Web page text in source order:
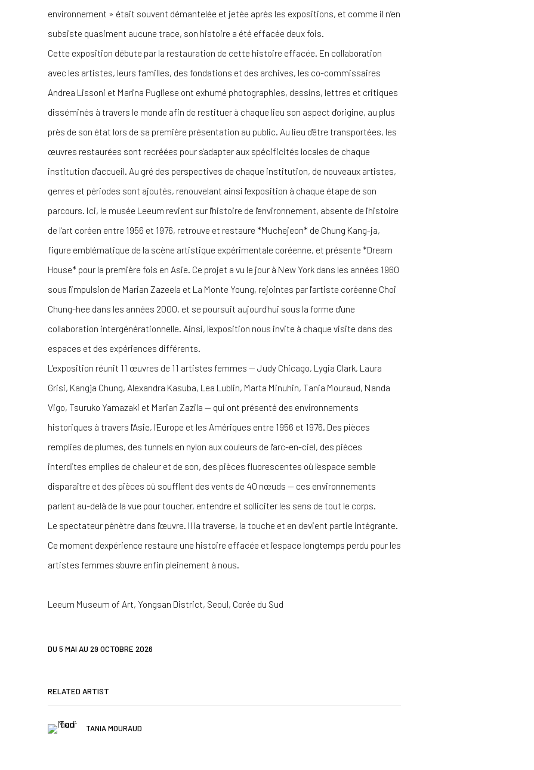
environnement » était souvent démantelée et jetée après les expositions, et comme il n’en
subsiste quasiment aucune trace, son histoire a été effacée deux fois.
Cette exposition débute par la restauration de cette histoire effacée. En collaboration
avec les artistes, leurs familles, des fondations et des archives, les co-commissaires
Andrea Lissoni et Marina Pugliese ont exhumé photographies, dessins, lettres et critiques
disséminés à travers le monde afin de restituer à chaque lieu son aspect d'origine, au plus
près de son état lors de sa première présentation au public. Au lieu d'être transportées, les
œuvres restaurées sont recréées pour s'adapter aux spécificités locales de chaque
institution d'accueil. Au gré des perspectives de chaque institution, de nouveaux artistes,
genres et périodes sont ajoutés, renouvelant ainsi l'exposition à chaque étape de son
parcours. Ici, le musée Leeum revient sur l'histoire de l'environnement, absente de l'histoire
de l'art coréen entre 1956 et 1976, retrouve et restaure *Muchejeon* de Chung Kang-ja,
figure emblématique de la scène artistique expérimentale coréenne, et présente *Dream
House* pour la première fois en Asie. Ce projet a vu le jour à New York dans les années 1960
sous l'impulsion de Marian Zazeela et La Monte Young, rejointes par l'artiste coréenne Choi
Chung-hee dans les années 2000, et se poursuit aujourd'hui sous la forme d'une
collaboration intergénérationnelle. Ainsi, l'exposition nous invite à chaque visite dans des
espaces et des expériences différents.
L'exposition réunit 11 œuvres de 11 artistes femmes — Judy Chicago, Lygia Clark, Laura
Grisi, Kangja Chung, Alexandra Kasuba, Lea Lublin, Marta Minuhin, Tania Mouraud, Nanda
Vigo, Tsuruko Yamazaki et Marian Zazila — qui ont présenté des environnements
historiques à travers l'Asie, l'Europe et les Amériques entre 1956 et 1976. Des pièces
remplies de plumes, des tunnels en nylon aux couleurs de l'arc-en-ciel, des pièces
interdites emplies de chaleur et de son, des pièces fluorescentes où l'espace semble
disparaître et des pièces où soufflent des vents de 40 nœuds — ces environnements
parlent au-delà de la vue pour toucher, entendre et solliciter les sens de tout le corps.
Le spectateur pénètre dans l'œuvre. Il la traverse, la touche et en devient partie intégrante.
Ce moment d'expérience restaure une histoire effacée et l'espace longtemps perdu pour les
artistes femmes s'ouvre enfin pleinement à nous.
Leeum Museum of Art, Yongsan District, Seoul, Corée du Sud
DU 5 MAI AU 29 OCTOBRE 2026
RELATED ARTIST
TANIA MOURAUD